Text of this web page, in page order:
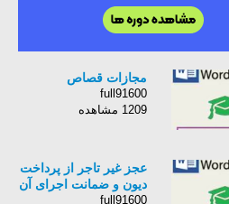
مجازات قصاص
full91600
1209 مشاهده
عجز غیر تاجر از پرداخت
دیون و ضمانت اجرای آن
full91600